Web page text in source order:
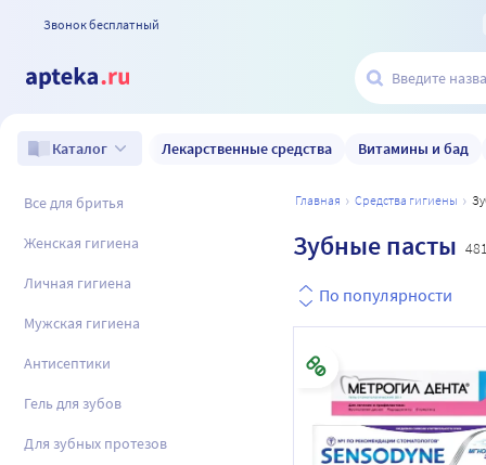
Звонок бесплатный
Каталог Лекарственные средства Витамины и бад
Все для бритья
Женская гигиена
Личная гигиена
Мужская гигиена
Антисептики
Гель для зубов
Для зубных протезов
главная средства гигиены
Зубные пасты
По популярности